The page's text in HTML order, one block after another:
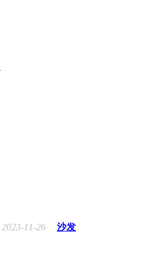
2023-11-26 沙发